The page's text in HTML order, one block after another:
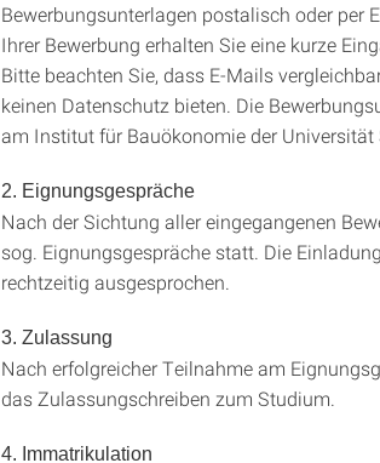
Bewerbungsunterlagen postalisch oder per
Ihrer Bewerbung erhalten Sie eine kurze
Bitte beachten Sie, dass E-Mails
keinen Datenschutz bieten. Die
am Institut für Bauökonomie der Universität
2. Eignungsgespräche
Nach der Sichtung aller eingegangenen
sog. Eignungsgespräche statt. Die
rechtzeitig ausgesprochen.
3. Zulassung
Nach erfolgreicher Teilnahme am
das Zulassungschreiben zum Studium.
4. Immatrikulation